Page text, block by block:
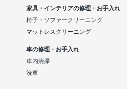
家具・インテリアの修理・お手入れ
椅子・ソファークリーニング
マットレスクリーニング
車の修理・お手入れ
車内清掃
洗車